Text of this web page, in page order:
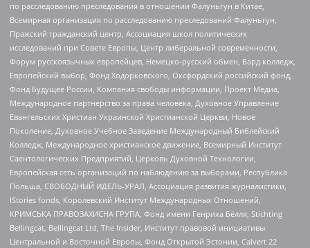
по расследованию преследования в отношении Фалуньгун в Китае,
Всемирная организация по расследованию преследований Фалуньгун,
Пражский гражданский центр, Ассоциация школ политических
исследований при Совете Европы, Центр либеральной современности,
Форум русскоязычных европейцев, Немецко-русский обмен, Бард колледж,
Европейский выбор, Фонд Ходорковского, Оксфордский российский фонд,
Фонд Будущее России, Компания свободы информации, Проект Медиа,
Международное партнерство за права человека, Духовное Управление
Евангельских Христиан Украинской Христианской Церкви, Новое
Поколение, Духовное Учебное Заведение Международный Библейский
Колледж, Международное христианское движение, Всемирный Институт
Саентологических Предприятий, Церковь Духовной Технологии,
Европейская сеть организаций по наблюдению за выборами, Республика
Польша, СВОБОДНЫЙ ИДЕЛЬ-УРАЛ, Ассоциация развития журналистики,
IStories fonds, Королевский Институт Международных Отношений,
КРИМСЬКА ПРАВОЗАХИСНА ГРУПА, Фонд имени Генриха Бёлля, Stichting
Bellingcat, Bellingcat Ltd, The Insider, Институт правовой инициативы
Центральной и Восточной Европы, Фонд Открытой Эстонии, Calvert 22